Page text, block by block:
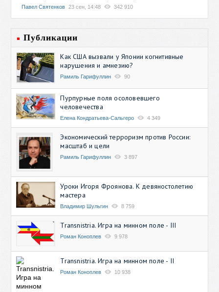
Павел Святенков 23 сен, 14:48 342 910
Публикации
Как США вызвали у Японии когнитивные
нарушения и амнезию?
Рамиль Гарифуллин 90
Пурпурные поля осоловевшего
человечества
Елена Кондратьева-Сальгеро 4 349
Экономический терроризм против России:
масштаб и цели
Рамиль Гарифуллин 3 897
Уроки Игоря Фроянова. К девяностолетию
мастера
Владимир Шульгин 8 759
Transnistria. Игра на минном поле - III
Роман Коноплев 9 978
Transnistria. Игра на минном поле - II
Роман Коноплев 10 938